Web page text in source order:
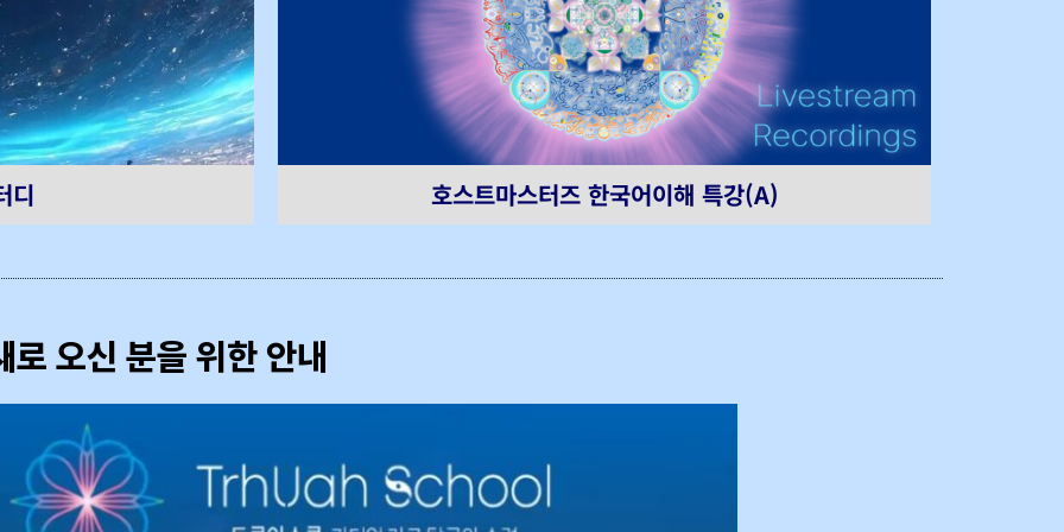
디 호스트마스터즈 한국어이해 특강(A)
로 오신 분을 위한 안내